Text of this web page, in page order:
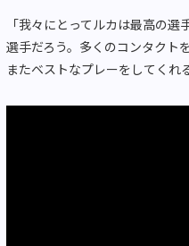
「我々にとってルカは最高の
選手だろう。多くのコンタクト
またベストなプレーをしてくれ